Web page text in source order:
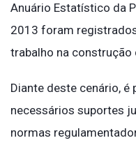
Anuário Estatístico da
2013 foram
trabalho na construção
Diante deste cenário, é
necessários suportes
normas